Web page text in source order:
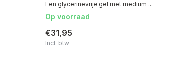
Een glycerinevrije gel met medium ...
Op voorraad
€31,95
Incl. btw